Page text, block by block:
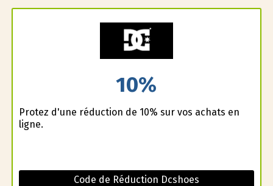
10%
Profitez d'une réduction de 10% sur vos achats en
ligne.
Code de Réduction Dcshoes